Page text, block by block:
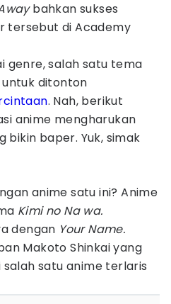
bahkan sukses
tersebut di Academy
genre, salah satu tema
ditonton
. Nah, berikut
anime mengharukan
bikin baper. Yuk, simak
anime satu ini? Anime
Kimi no Na wa.
dengan Your Name.
Makoto Shinkai yang
satu anime terlaris